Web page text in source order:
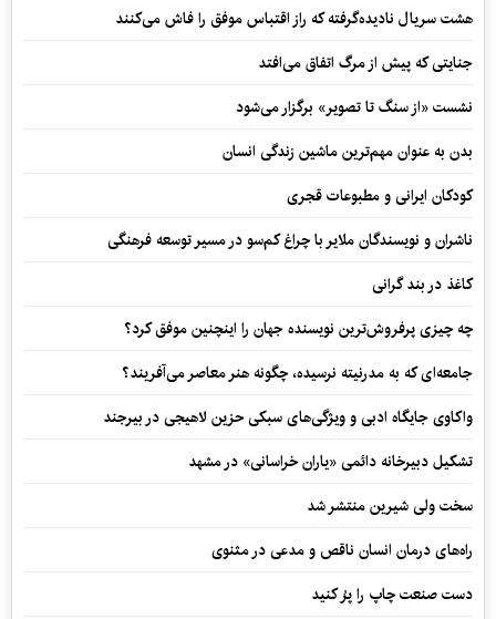
هشت سریال نادیده‌گرفته که راز اقتباس موفق را فاش می‌کنند
جنایتی که پیش از مرگ اتفاق می‌افتد
نشست «از سنگ تا تصویر» برگزار می‌شود
بدن به عنوان مهم‌ترین ماشین زندگی انسان
کودکان ایرانی و مطبوعات قجری
ناشران و نویسندگان ملایر با چراغ کم‌سو در مسیر توسعه فرهنگی
کاغذ در بند گرانی
چه چیزی پرفروش‌ترین نویسنده جهان را اینچنین موفق کرد؟
جامعه‌ای که به مدرنیته نرسیده، چگونه هنر معاصر می‌آفریند؟
واکاوی جایگاه ادبی و ویژگی‌های سبکی حزین لاهیجی در بیرجند
تشکیل دبیرخانه دائمی «یاران خراسانی» در مشهد
سخت ولی شیرین منتشر شد
راه‌های درمان انسان ناقص و مدعی در مثنوی
دست صنعت چاپ را پرُ کنید